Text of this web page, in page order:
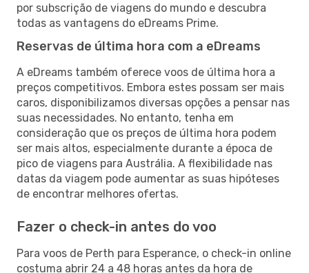
por subscrição de viagens do mundo e descubra
todas as vantagens do eDreams Prime.
Reservas de última hora com a eDreams
A eDreams também oferece voos de última hora a
preços competitivos. Embora estes possam ser mais
caros, disponibilizamos diversas opções a pensar nas
suas necessidades. No entanto, tenha em
consideração que os preços de última hora podem
ser mais altos, especialmente durante a época de
pico de viagens para Austrália. A flexibilidade nas
datas da viagem pode aumentar as suas hipóteses
de encontrar melhores ofertas.
Fazer o check-in antes do voo
Para voos de Perth para Esperance, o check-in online
costuma abrir 24 a 48 horas antes da hora de